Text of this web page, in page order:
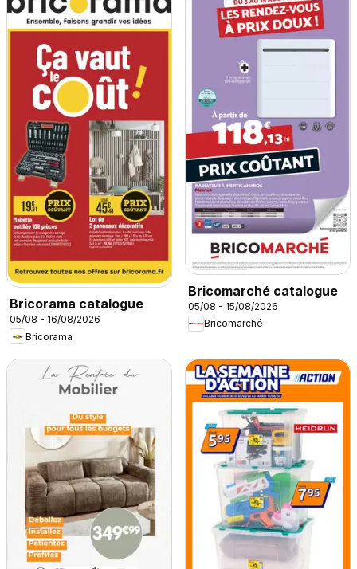
Bricorama catalogue
05/08 - 16/08/2026
Bricorama
Bricomarché catalogue
05/08 - 15/08/2026
Bricomarché